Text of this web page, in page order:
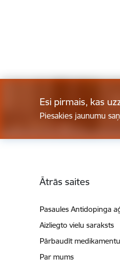
Esi pirmais, kas
Piesakies jaunumu
Ātrās saites
Pasaules Antidopinga
Aizliegto vielu saraksts
Pārbaudīt medikamentu
Par mums